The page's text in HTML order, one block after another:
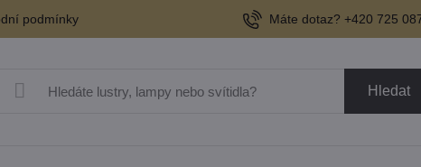
podmínky Máte dotaz? +420 725
Hledat